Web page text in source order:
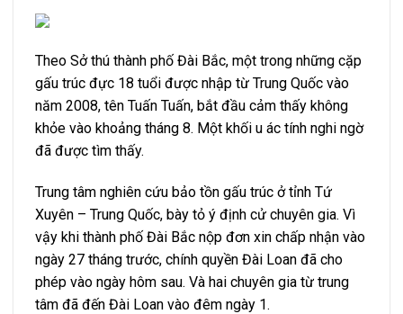
Theo Sở thú thành phố Đài Bắc, một trong những cặp
gấu trúc đực 18 tuổi được nhập từ Trung Quốc vào
năm 2008, tên Tuấn Tuấn, bắt đầu cảm thấy không
khỏe vào khoảng tháng 8. Một khối u ác tính nghi ngờ
đã được tìm thấy.
Trung tâm nghiên cứu bảo tồn gấu trúc ở tỉnh Tứ
Xuyên – Trung Quốc, bày tỏ ý định cử chuyên gia. Vì
vậy khi thành phố Đài Bắc nộp đơn xin chấp nhận vào
ngày 27 tháng trước, chính quyền Đài Loan đã cho
phép vào ngày hôm sau. Và hai chuyên gia từ trung
tâm đã đến Đài Loan vào đêm ngày 1.